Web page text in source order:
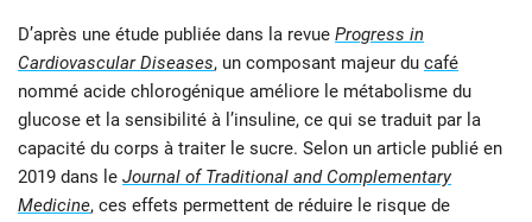
D’après une étude publiée dans la revue Progress in
Cardiovascular Diseases, un composant majeur du café
nommé acide chlorogénique améliore le métabolisme du
glucose et la sensibilité à l’insuline, ce qui se traduit par la
capacité du corps à traiter le sucre. Selon un article publié en
2019 dans le Journal of Traditional and Complementary
Medicine, ces effets permettent de réduire le risque de